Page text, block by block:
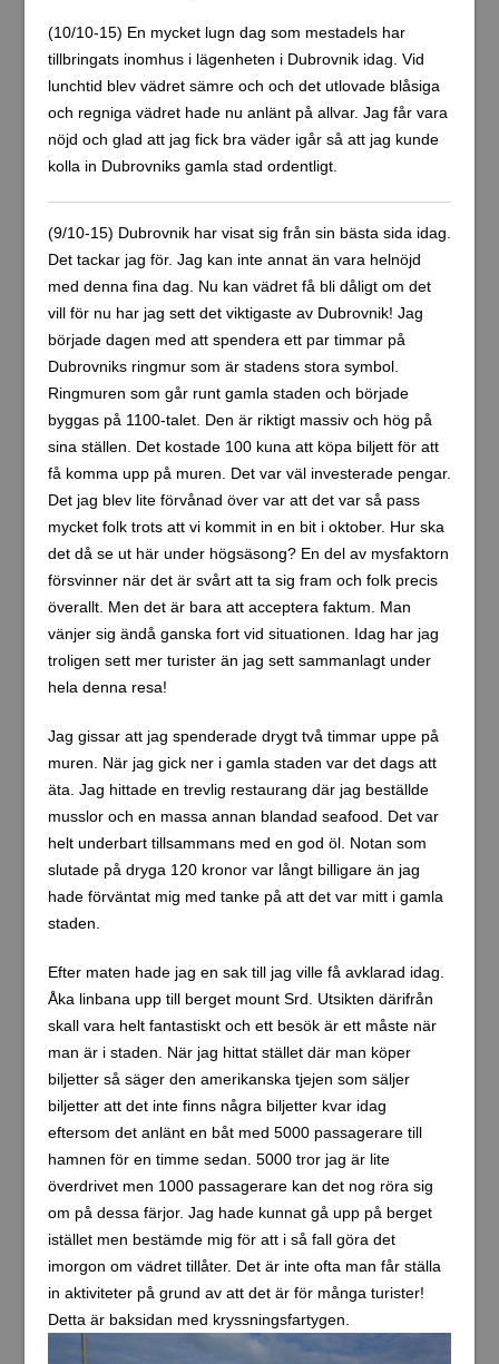
(10/10-15) En mycket lugn dag som mestadels har
tillbringats inomhus i lägenheten i Dubrovnik idag. Vid
lunchtid blev vädret sämre och och det utlovade blåsiga
och regniga vädret hade nu anlänt på allvar. Jag får vara
nöjd och glad att jag fick bra väder igår så att jag kunde
kolla in Dubrovniks gamla stad ordentligt.
(9/10-15) Dubrovnik har visat sig från sin bästa sida idag.
Det tackar jag för. Jag kan inte annat än vara helnöjd
med denna fina dag. Nu kan vädret få bli dåligt om det
vill för nu har jag sett det viktigaste av Dubrovnik! Jag
började dagen med att spendera ett par timmar på
Dubrovniks ringmur som är stadens stora symbol.
Ringmuren som går runt gamla staden och började
byggas på 1100-talet. Den är riktigt massiv och hög på
sina ställen. Det kostade 100 kuna att köpa biljett för att
få komma upp på muren. Det var väl investerade pengar.
Det jag blev lite förvånad över var att det var så pass
mycket folk trots att vi kommit in en bit i oktober. Hur ska
det då se ut här under högsäsong? En del av mysfaktorn
försvinner när det är svårt att ta sig fram och folk precis
överallt. Men det är bara att acceptera faktum. Man
vänjer sig ändå ganska fort vid situationen. Idag har jag
troligen sett mer turister än jag sett sammanlagt under
hela denna resa!
Jag gissar att jag spenderade drygt två timmar uppe på
muren. När jag gick ner i gamla staden var det dags att
äta. Jag hittade en trevlig restaurang där jag beställde
musslor och en massa annan blandad seafood. Det var
helt underbart tillsammans med en god öl. Notan som
slutade på dryga 120 kronor var långt billigare än jag
hade förväntat mig med tanke på att det var mitt i gamla
staden.
Efter maten hade jag en sak till jag ville få avklarad idag.
Åka linbana upp till berget mount Srd. Utsikten därifrån
skall vara helt fantastiskt och ett besök är ett måste när
man är i staden. När jag hittat stället där man köper
biljetter så säger den amerikanska tjejen som säljer
biljetter att det inte finns några biljetter kvar idag
eftersom det anlänt en båt med 5000 passagerare till
hamnen för en timme sedan. 5000 tror jag är lite
överdrivet men 1000 passagerare kan det nog röra sig
om på dessa färjor. Jag hade kunnat gå upp på berget
istället men bestämde mig för att i så fall göra det
imorgon om vädret tillåter. Det är inte ofta man får ställa
in aktiviteter på grund av att det är för många turister!
Detta är baksidan med kryssningsfartygen.